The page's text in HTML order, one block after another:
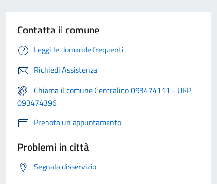
Contatta il comune
Leggi le domande frequenti
Richiedi Assistenza
Chiama il comune Centralino 093474111 - URP
093474396
Prenota un appuntamento
Problemi in città
Segnala disservizio